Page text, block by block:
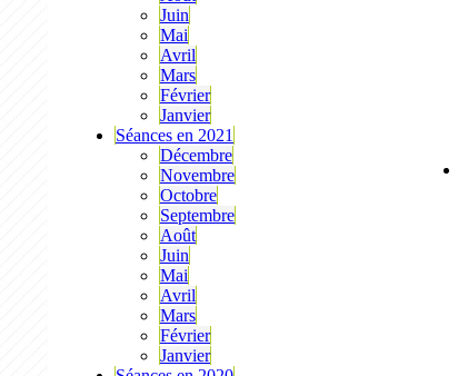
Juin
Mai
Avril
Mars
Février
Janvier
Séances en 2021
Décembre
Novembre
Octobre
Septembre
Août
Juin
Mai
Avril
Mars
Février
Janvier